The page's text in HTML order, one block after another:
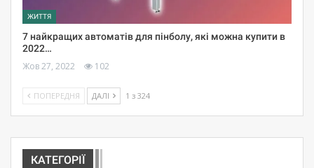
ЖИТТЯ
7 найкращих автоматів для пінболу, які можна купити в
2022…
Жов 27, 2022 102
ПОПЕРЕДНЯ ДАЛІ 1 з 324
КАТЕГОРІЇ